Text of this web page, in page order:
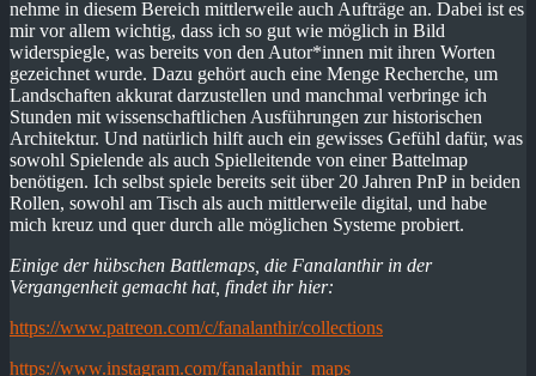
nehme in diesem Bereich mittlerweile auch Aufträge an. Dabei ist es
mir vor allem wichtig, dass ich so gut wie möglich in Bild
widerspiegle, was bereits von den Autor*innen mit ihren Worten
gezeichnet wurde. Dazu gehört auch eine Menge Recherche, um
Landschaften akkurat darzustellen und manchmal verbringe ich
Stunden mit wissenschaftlichen Ausführungen zur historischen
Architektur. Und natürlich hilft auch ein gewisses Gefühl dafür, was
sowohl Spielende als auch Spielleitende von einer Battelmap
benötigen. Ich selbst spiele bereits seit über 20 Jahren PnP in beiden
Rollen, sowohl am Tisch als auch mittlerweile digital, und habe
mich kreuz und quer durch alle möglichen Systeme probiert.
Einige der hübschen Battlemaps, die Fanalanthir in der
Vergangenheit gemacht hat, findet ihr hier:
https://www.patreon.com/c/fanalanthir/collections
https://www.instagram.com/fanalanthir_maps